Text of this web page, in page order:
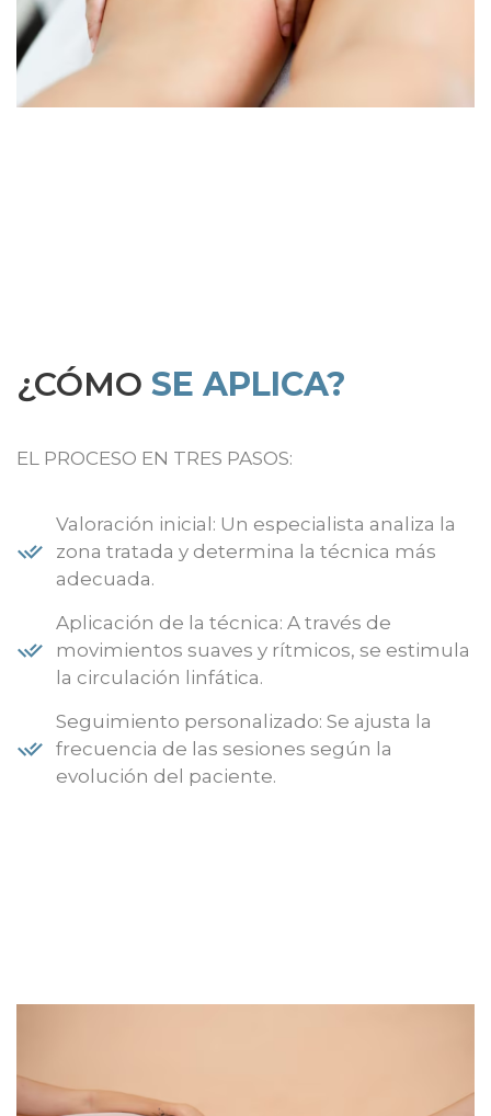
¿CÓMO SE APLICA?
EL PROCESO EN TRES PASOS:
Valoración inicial: Un especialista analiza la
zona tratada y determina la técnica más
adecuada.
Aplicación de la técnica: A través de
movimientos suaves y rítmicos, se estimula
la circulación linfática.
Seguimiento personalizado: Se ajusta la
frecuencia de las sesiones según la
evolución del paciente.